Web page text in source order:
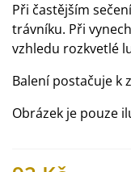
Při častějším
trávníku. Při
vzhledu rozkvetlé
Balení postačuje k
Obrázek je pouze